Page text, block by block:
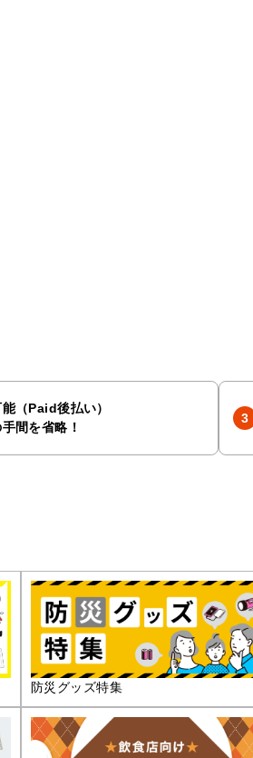
（Paid後払い）
間を省略！
防災グッズ特集